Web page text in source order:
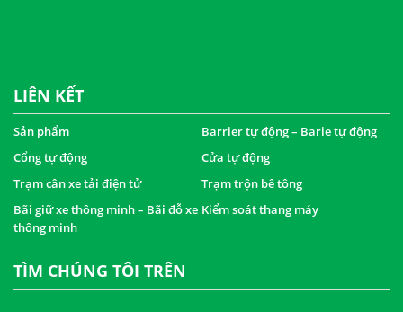
LIÊN KẾT
Sản phẩm
Barrier tự động – Barie tự động
Cổng tự động
Cửa tự động
Trạm cân xe tải điện tử
Trạm trộn bê tông
Bãi giữ xe thông minh – Bãi đỗ xe
thông minh
Kiểm soát thang máy
TÌM CHÚNG TÔI TRÊN